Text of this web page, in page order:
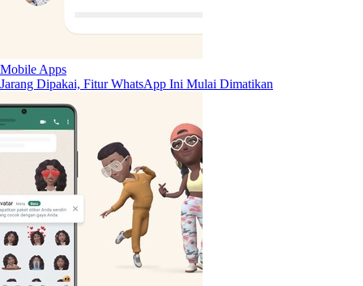
Mobile Apps
Jarang Dipakai, Fitur WhatsApp Ini Mulai Dimatikan